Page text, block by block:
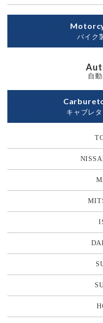
バイク
自
キャブレ